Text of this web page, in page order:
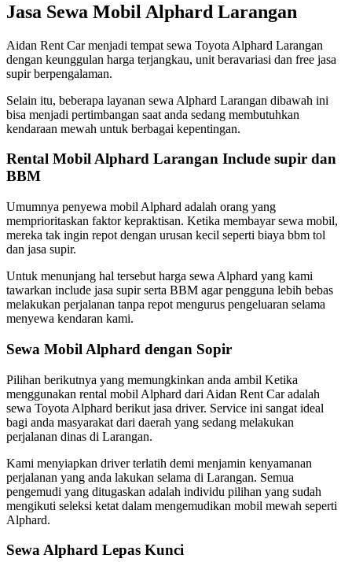
Jasa Sewa Mobil Alphard Larangan
Aidan Rent Car menjadi tempat sewa Toyota Alphard Larangan
dengan keunggulan harga terjangkau, unit beravariasi dan free jasa
supir berpengalaman.
Selain itu, beberapa layanan sewa Alphard Larangan dibawah ini
bisa menjadi pertimbangan saat anda sedang membutuhkan
kendaraan mewah untuk berbagai kepentingan.
Rental Mobil Alphard Larangan Include supir dan
BBM
Umumnya penyewa mobil Alphard adalah orang yang
memprioritaskan faktor kepraktisan. Ketika membayar sewa mobil,
mereka tak ingin repot dengan urusan kecil seperti biaya bbm tol
dan jasa supir.
Untuk menunjang hal tersebut harga sewa Alphard yang kami
tawarkan include jasa supir serta BBM agar pengguna lebih bebas
melakukan perjalanan tanpa repot mengurus pengeluaran selama
menyewa kendaran kami.
Sewa Mobil Alphard dengan Sopir
Pilihan berikutnya yang memungkinkan anda ambil Ketika
menggunakan rental mobil Alphard dari Aidan Rent Car adalah
sewa Toyota Alphard berikut jasa driver. Service ini sangat ideal
bagi anda masyarakat dari daerah yang sedang melakukan
perjalanan dinas di Larangan.
Kami menyiapkan driver terlatih demi menjamin kenyamanan
perjalanan yang anda lakukan selama di Larangan. Semua
pengemudi yang ditugaskan adalah individu pilihan yang sudah
mengikuti seleksi ketat dalam mengemudikan mobil mewah seperti
Alphard.
Sewa Alphard Lepas Kunci